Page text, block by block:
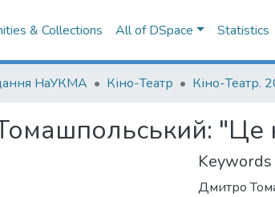
& Collections All of DSpace Statistics
НаУКМА Кіно-Театр Кіно-Театр.
"Це
Keywords
Дмитро